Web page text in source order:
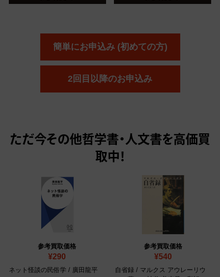
簡単にお申込み (初めての方)
2回目以降のお申込み
ただ今その他哲学書・人文書を高価買
取中！
参考買取価格
¥290
ネット怪談の民俗学 / 廣田龍平
参考買取価格
¥540
自省録 / マルクス アウレーリウ